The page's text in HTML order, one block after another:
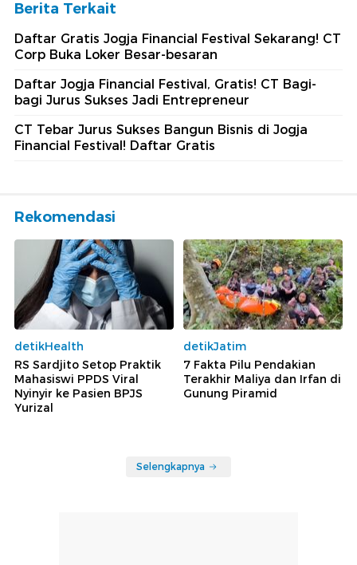
Berita Terkait
Daftar Gratis Jogja Financial Festival Sekarang! CT
Corp Buka Loker Besar-besaran
Daftar Jogja Financial Festival, Gratis! CT Bagi-
bagi Jurus Sukses Jadi Entrepreneur
CT Tebar Jurus Sukses Bangun Bisnis di Jogja
Financial Festival! Daftar Gratis
Rekomendasi
detikHealth
RS Sardjito Setop Praktik
Mahasiswi PPDS Viral
Nyinyir ke Pasien BPJS
Yurizal
detikJatim
7 Fakta Pilu Pendakian
Terakhir Maliya dan Irfan di
Gunung Piramid
Selengkapnya